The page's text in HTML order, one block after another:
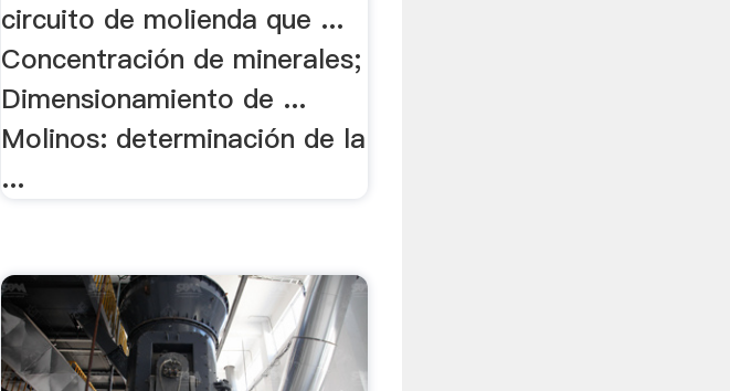
circuito de molienda que ...
Concentración de minerales;
Dimensionamiento de ...
Molinos: determinación de la
...